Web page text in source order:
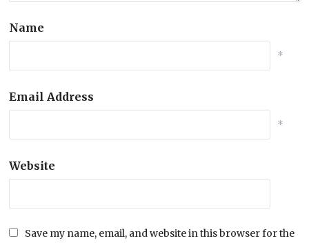
Name
*
Email Address
*
Website
Save my name, email, and website in this browser for the